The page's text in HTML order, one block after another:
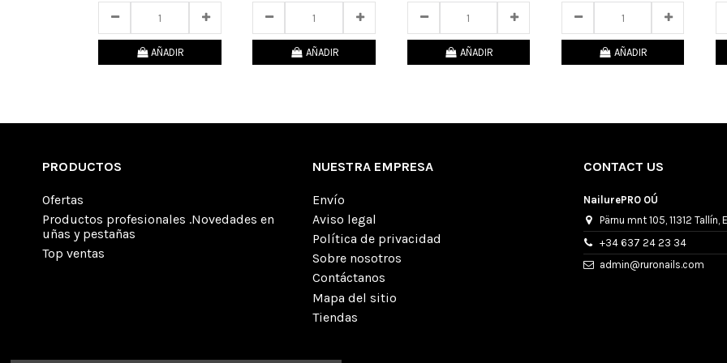
AÑADIR AÑADIR AÑADIR AÑADIR
PRODUCTOS
Ofertas
Productos profesionales .Novedades en
uñas y pestañas
Top ventas
NUESTRA EMPRESA
Envío
Aviso legal
Política de privacidad
Sobre nosotros
Contáctanos
Mapa del sitio
Tiendas
CONTACT US
NailurePRO OÚ
Pärnu mnt 105, 11312 Tallín,
+34 637 24 23 34
admin@ruronails.com